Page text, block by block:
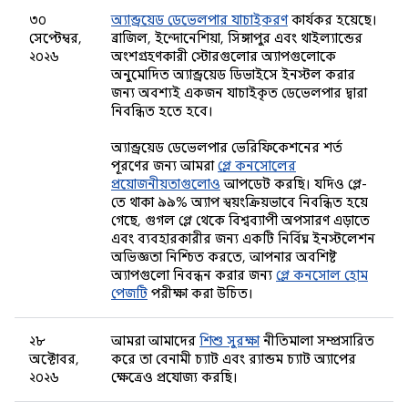
৩০
সেপ্টেম্বর,
২০২৬
অ্যান্ড্রয়েড ডেভেলপার যাচাইকরণকার্যকর হয়েছে।
ব্রাজিল, ইন্দোনেশিয়া, সিঙ্গাপুর এবং থাইল্যান্ডের
অংশগ্রহণকারী স্টোরগুলোর অ্যাপগুলোকে
অনুমোদিত অ্যান্ড্রয়েড ডিভাইসে ইনস্টল করার
জন্য অবশ্যই একজন যাচাইকৃত ডেভেলপার দ্বারা
নিবন্ধিত হতে হবে।
অ্যান্ড্রয়েড ডেভেলপার ভেরিফিকেশনের শর্ত
পূরণের জন্য আমরাপ্লে কনসোলের
প্রয়োজনীয়তাগুলোও আপডেট করছি। যদিও প্লে-
তে থাকা ৯৯% অ্যাপ স্বয়ংক্রিয়ভাবে নিবন্ধিত হয়ে
গেছে, গুগল প্লে থেকে বিশ্বব্যাপী অপসারণ এড়াতে
এবং ব্যবহারকারীর জন্য একটি নির্বিঘ্ন ইনস্টলেশন
অভিজ্ঞতা নিশ্চিত করতে, আপনার অবশিষ্ট
অ্যাপগুলো নিবন্ধন করার জন্য প্লে কনসোল হোম
পেজটি পরীক্ষা করা উচিত।
২৮
অক্টোবর,
২০২৬
আমরা আমাদের শিশু সুরক্ষানীতিমালা সম্প্রসারিত
করে তা বেনামী চ্যাট এবং র‍্যান্ডম চ্যাট অ্যাপের
ক্ষেত্রেও প্রযোজ্য করছি।